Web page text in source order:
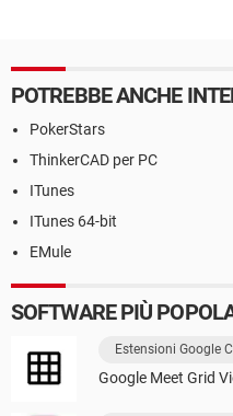
POTREBBE ANCHE
PokerStars
ThinkerCAD per PC
ITunes
ITunes 64-bit
EMule
SOFTWARE PIÙ
Estensioni Google
Google Meet Grid